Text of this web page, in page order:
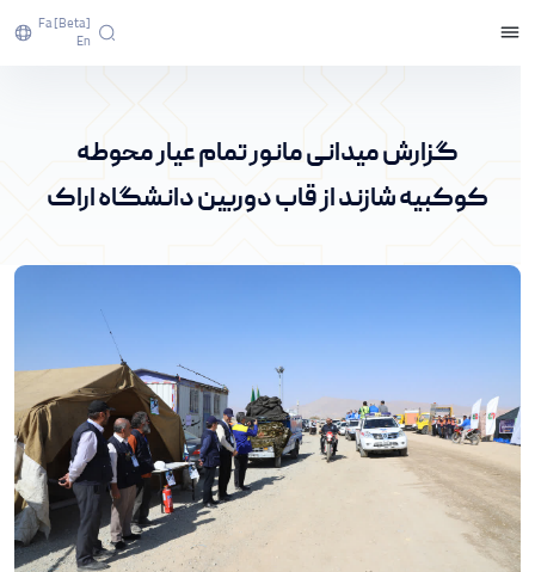
Fa [beta]
En
از قاب دوربین دانشگاه اراک - پرتال خبری دانشگاه
گزارش میدانی مانور تمام عیار محوطه
کوکبیه شازند از قاب دوربین دانشگاه اراک